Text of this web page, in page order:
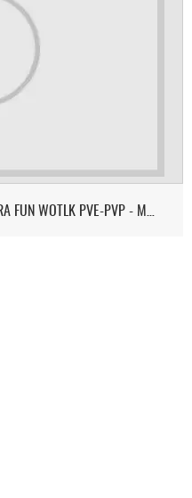
SHADOWSONG WOW 3.3.5 | ULTRA FUN WOTLK PVE-PVP - MONK & DEMON HUNTER ON 3.3.5